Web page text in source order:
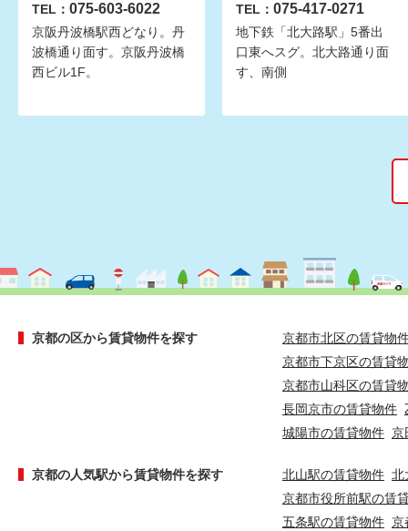
TEL： 075-603-6022
京阪丹波橋駅西どなり。丹
波橋通り面す。京阪丹波橋
西ビル1F。
TEL： 075-417-0271
地下鉄「北大路駅」5番出
口東へスグ。北大路通り面
す、南側
京都の区から賃貸物件を探す
京都市北区の賃貸物
京都市下京区の賃貸
京都市山科区の賃貸
長岡京市の賃貸物件
城陽市の賃貸物件 京
京都の人気駅から賃貸物件を探す 北山駅の賃貸物件 北
京都市役所前駅の賃
五条駅の賃貸物件 京